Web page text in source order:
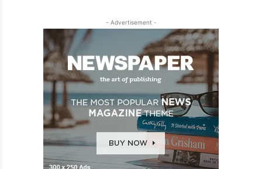
- Advertisement -